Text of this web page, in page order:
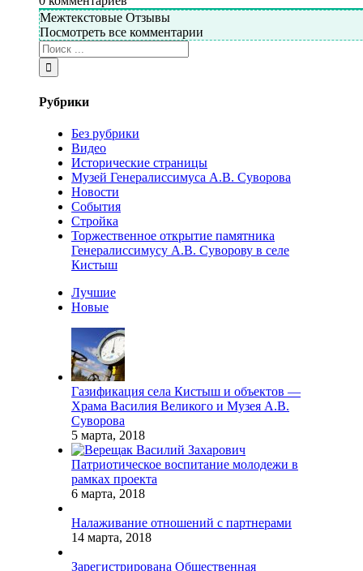
Межтекстовые Отзывы
Посмотреть все комментарии
Рубрики
Без рубрики
Видео
Исторические страницы
Музей Генералиссимуса А.В. Суворова
Новости
События
Стройка
Торжественное открытие памятника
Генералиссимусу А.В. Суворову в селе
Кистыш
Лучшие
Новые
Газификация села Кистыш и объектов —
Храма Василия Великого и Музея А.В.
Суворова
5 марта, 2018
Патриотическое воспитание молодежи в
рамках проекта
6 марта, 2018
Налаживание отношений с партнерами
14 марта, 2018
Зарегистрирована Общественная